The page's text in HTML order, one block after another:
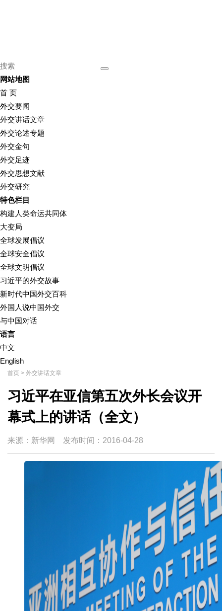
网站地图
首 页
外交要闻
外交讲话文章
外交论述专题
外交金句
外交足迹
外交思想文献
外交研究
特色栏目
构建人类命运共同体
大变局
全球发展倡议
全球安全倡议
全球文明倡议
习近平的外交故事
新时代中国外交百科
外国人说中国外交
与中国对话
语言
中文
English
首页 > 外交讲话文章
习近平在亚信第五次外长会议开
幕式上的讲话（全文）
来源：新华网 发布时间： 2016-04-28